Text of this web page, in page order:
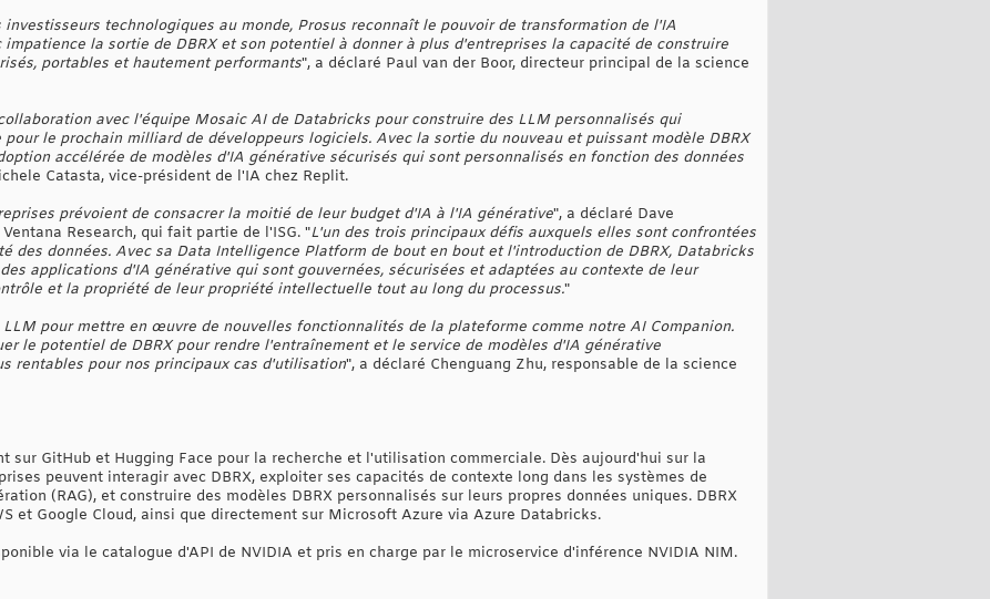
technologiques au monde, Prosus reconnaît le pouvoir de transformation de l'IA
impatience la sortie de DBRX et son potentiel à donner à plus d'entreprises la capacité de construire
portables et hautement performants", a déclaré Paul van der Boor, directeur principal de la science
avec l'équipe Mosaic AI de Databricks pour construire des LLM personnalisés qui
le prochain milliard de développeurs logiciels. Avec la sortie du nouveau et puissant modèle DBRX
accélérée de modèles d'IA générative sécurisés qui sont personnalisés en fonction des données
Catasta, vice-président de l'IA chez Replit.
prévoient de consacrer la moitié de leur budget d'IA à l'IA générative", a déclaré Dave
Research, qui fait partie de l'ISG. "L'un des trois principaux défis auxquels elles sont confrontées
des données. Avec sa Data Intelligence Platform de bout en bout et l'introduction de DBRX, Databricks
applications d'IA générative qui sont gouvernées, sécurisées et adaptées au contexte de leur
et la propriété de leur propriété intellectuelle tout au long du processus."
pour mettre en œuvre de nouvelles fonctionnalités de la plateforme comme notre AI Companion.
le potentiel de DBRX pour rendre l'entraînement et le service de modèles d'IA générative
rentables pour nos principaux cas d'utilisation", a déclaré Chenguang Zhu, responsable de la science
sur GitHub et Hugging Face pour la recherche et l'utilisation commerciale. Dès aujourd'hui sur la
peuvent interagir avec DBRX, exploiter ses capacités de contexte long dans les systèmes de
(RAG), et construire des modèles DBRX personnalisés sur leurs propres données uniques. DBRX
et Google Cloud, ainsi que directement sur Microsoft Azure via Azure Databricks.
via le catalogue d'API de NVIDIA et pris en charge par le microservice d'inférence NVIDIA NIM.